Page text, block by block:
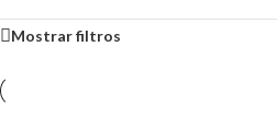
Mostrar filtros